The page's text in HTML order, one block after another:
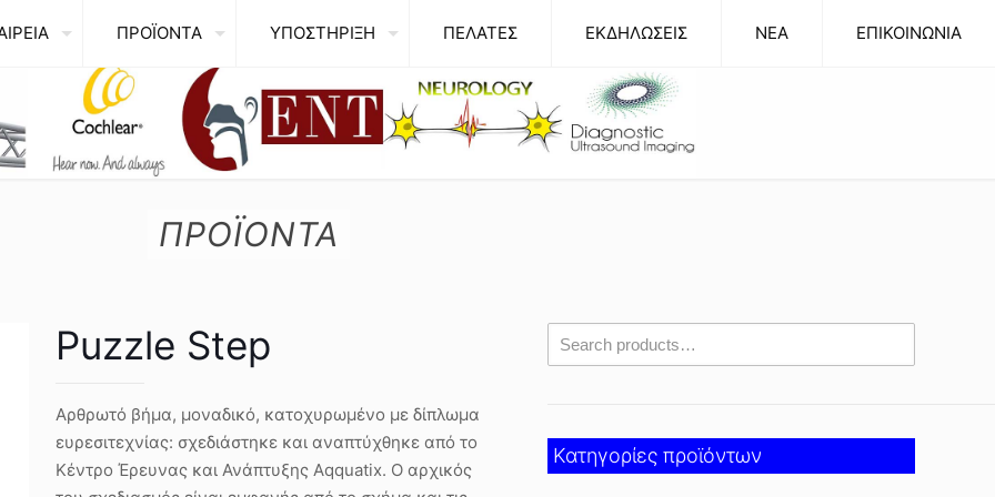
ΠΡΟΪΟΝΤΑ ΥΠΟΣΤΗΡΙΞΗ ΠΕΛΑΤΕΣ ΕΚΔΗΛΩΣΕΙΣ NEA ΕΠΙΚΟΙΝΩΝΙΑ
ΠΡΟΪΟΝΤΑ
Puzzle Step
Αρθρωτό βήμα, μοναδικό, κατοχυρωμένο με δίπλωμα
ευρεσιτεχνίας: σχεδιάστηκε και αναπτύχθηκε από το
Κέντρο Έρευνας και Ανάπτυξης Aqquatix. Ο αρχικός
Κατηγορίες προϊόντων